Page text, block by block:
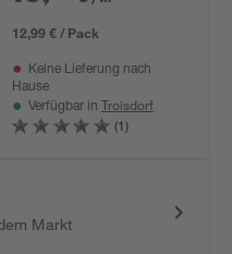
12,99 € / Pack
Keine Lieferung nach
Hause
Verfügbar in Troisdorf
(1)
Markt